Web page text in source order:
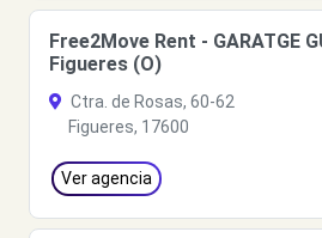
Free2Move Rent - GARATGE
Figueres (O)
Ctra. de Rosas, 60-62
Figueres, 17600
Ver agencia